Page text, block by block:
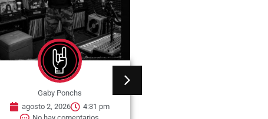
Gaby Ponchs
agosto 2, 2026
4:31 pm